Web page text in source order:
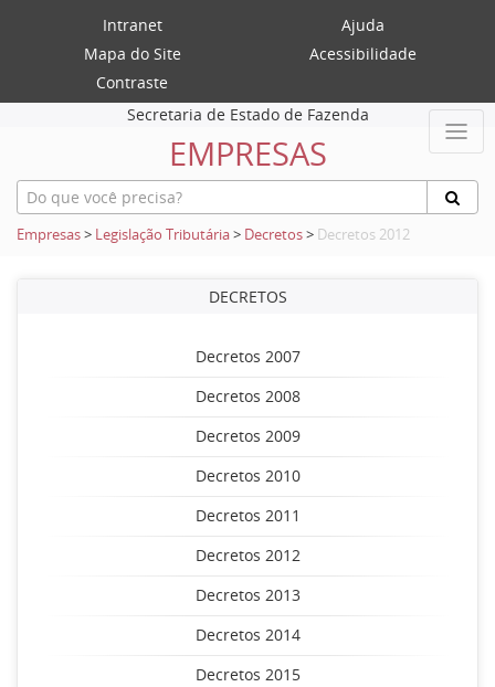
Intranet
Ajuda
Mapa do Site
Acessibilidade
Contraste
Secretaria de Estado de Fazenda
EMPRESAS
Empresas> Legislação Tributária> Decretos> Decretos 2012
DECRETOS
Decretos 2007
Decretos 2008
Decretos 2009
Decretos 2010
Decretos 2011
Decretos 2012
Decretos 2013
Decretos 2014
Decretos 2015